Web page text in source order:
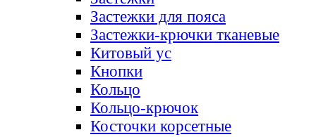
Застежки для пояса
Застежки-крючки тканевые
Китовый ус
Кнопки
Кольцо
Кольцо-крючок
Косточки корсетные